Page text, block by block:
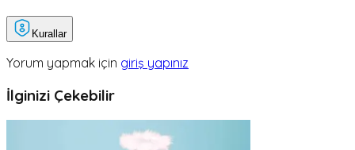
Kurallar
Yorum yapmak için giriş yapınız
İlginizi Çekebilir